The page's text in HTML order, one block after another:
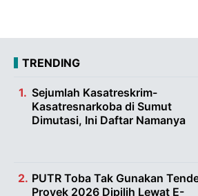
TRENDING
Sejumlah Kasatreskrim-
Kasatresnarkoba di Sumut
Dimutasi, Ini Daftar Namanya
PUTR Toba Tak Gunakan
Proyek 2026 Dipilih Lewat E-